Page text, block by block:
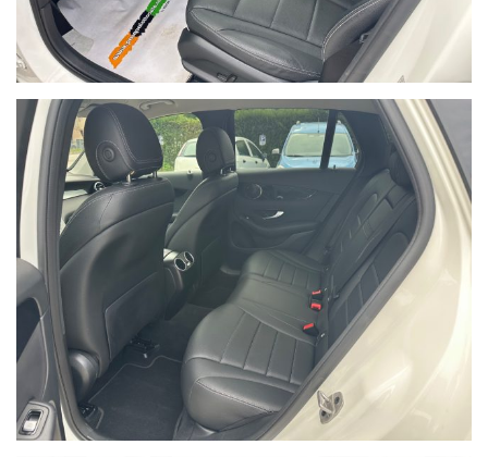
Cilindrata 1950 cm3 - 4 valvole per cilindro - Sovralimentato /
Funzionamento in elettrico puro: SI - PlugIn: SI - Tipo
Ibridizzazione: Plug-In Hybrid (PHEV)Potenza max (Diesel) 143,0
kW(194 CV) a 5800 giri/min - Coppia max (Diesel) 40,8 kgm
(400,0 Nm) a 1600 giri/minPotenza max (Elettrico) 90,0 kW(122
CV) a 3800 giri/min - Coppia max (Elettrico) 40,8 kgm (400,0 Nm)
a 0 giri/minPotenza max (Complessivo) 143,0 kW(194 CV) a 0
giri/min - Coppia max (Complessivo) 0,0 kgm (0,0 Nm) a 0
giri/minEuro6.d tmp (2016/427) e seguenti - Potenza Fiscale 20
CV
CORPO VETTURA
fuoristrada/SUV 5 porte - 5 porte - 5 posti - Serbatoio da 50 litri -
Tipo Veicolo: Fuoristrada/SUV
TRASMISSIONE
Trazione Integrale - Cambio automatico a controllo elettronico,
con possibile utilizzo manuale sequenziale, a 9 rapporti
DIMENSIONI E MASSA
Passo 2,873 m - Lunghezza 4,683 m - Larghezza 1,890 m -
Altezza 1,644 mTara 2125 kg , a pieno carico 0 - 2650 kg,
rimorchiabile 2500 kgCapacità bagaglio 1: 550 dm3, 2: 1100
dm3, 3: 1600 dm3